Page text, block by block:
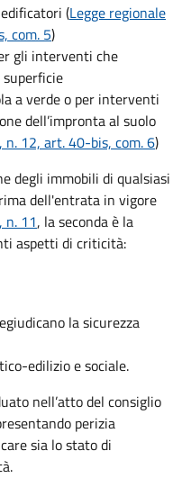
(Legge regionale
com. 5)
gli interventi che
a verde o per interventi
dell’impronta al suolo
12, art. 40-bis, com. 6)
degli immobili di qualsiasi
dell'entrata in vigore
11, la seconda è la
aspetti di criticità:
la sicurezza
edilizio e sociale.
nell’atto del consiglio
perizia
sia lo stato di